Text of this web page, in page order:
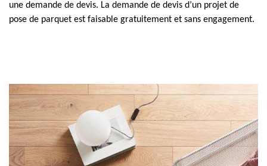
une demande de devis. La demande de devis d’un projet de
pose de parquet est faisable gratuitement et sans engagement.